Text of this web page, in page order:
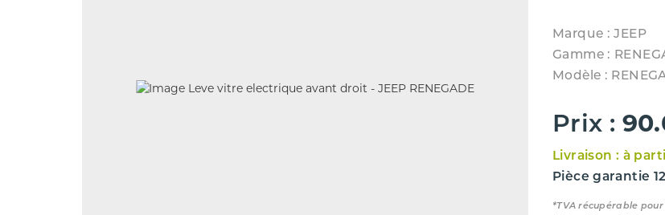
Marque : JEEP
Gamme :
Modèle :
Prix :
Livraison : à
Pièce garantie
*TVA récupérable